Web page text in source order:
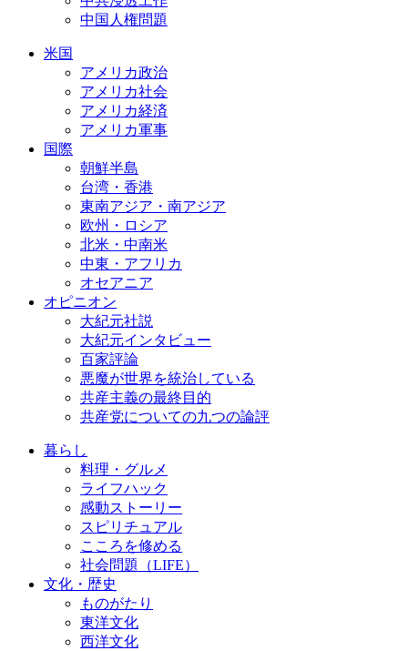
中国人権問題
米国
アメリカ政治
アメリカ社会
アメリカ経済
アメリカ軍事
国際
朝鮮半島
台湾・香港
東南アジア・南アジア
欧州・ロシア
北米・中南米
中東・アフリカ
オセアニア
オピニオン
大紀元社説
大紀元インタビュー
百家評論
悪魔が世界を統治している
共産主義の最終目的
共産党についての九つの論評
暮らし
料理・グルメ
ライフハック
感動ストーリー
スピリチュアル
こころを修める
社会問題（LIFE）
文化・歴史
ものがたり
東洋文化
西洋文化